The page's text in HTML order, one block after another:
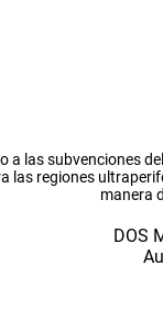
a las subvenciones
las regiones
manera
DOS